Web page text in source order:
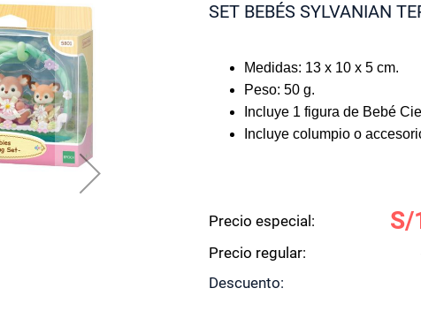
SET BEBÉS SYLVANIAN
Medidas: 13 x 10 x 5 cm.
Peso: 50 g.
Incluye 1 figura de Bebé
Incluye columpio o
Precio especial S/
Precio regular
Descuento